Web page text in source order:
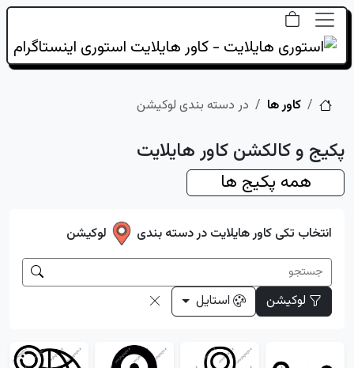
خانهکاور ها در دسته بندی لوکیشن
پکیج و کالکشن کاور هایلایت
همه پکیج ها
انتخاب تکی کاور هایلایت در دسته بندی لوکیشن